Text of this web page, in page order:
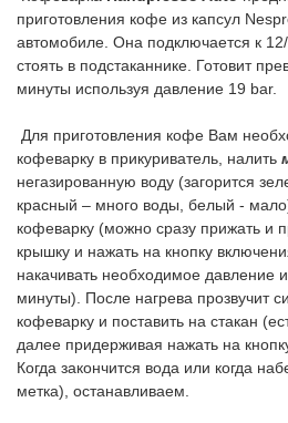
приготовления кофе из капсул
автомобиле. Она подключается к
стоять в подстаканнике. Готовит
минуты используя давление 19 bar.
Для приготовления кофе Вам
кофеварку в прикуриватель, налить
негазированную воду (загорится
красный – много воды, белый -
кофеварку (можно сразу прижать и
крышку и нажать на кнопку
накачивать необходимое давление
минуты). После нагрева прозвучит
кофеварку и поставить на стакан
далее придерживая нажать на
Когда закончится вода или когда
метка), останавливаем.